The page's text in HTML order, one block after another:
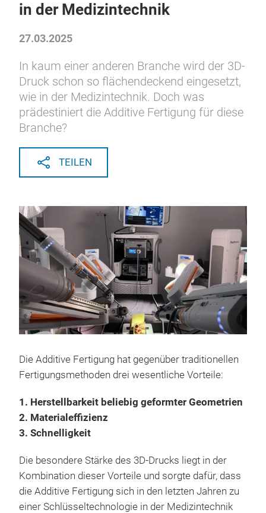
in der Medizintechnik
27.03.2025
In kaum einer anderen Branche wird der 3D-
Druck schon so flächendeckend eingesetzt,
wie in der Medizintechnik. Doch was
prädestiniert die Additive Fertigung für diese
Branche?
TEILEN
Die Additive Fertigung hat gegenüber traditionellen
Fertigungsmethoden drei wesentliche Vorteile:
1. Herstellbarkeit beliebig geformter Geometrien
2. Materialeffizienz
3. Schnelligkeit
Die besondere Stärke des 3D-Drucks liegt in der
Kombination dieser Vorteile und sorgte dafür, dass
die Additive Fertigung sich in den letzten Jahren zu
einer Schlüsseltechnologie in der Medizintechnik